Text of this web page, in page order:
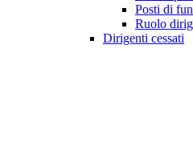
Posti di
Ruolo
Dirigenti cessati